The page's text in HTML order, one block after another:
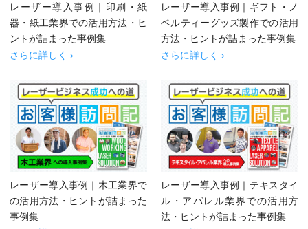
レーザー導入事例｜印刷・紙
器・紙工業界での活用方法・ヒ
ントが詰まった事例集
さらに詳しく ›
レーザー導入事例｜ギフト・ノ
ベルティーグッズ製作での活用
方法・ヒントが詰まった事例集
さらに詳しく ›
レーザー導入事例｜木工業界で
の活用方法・ヒントが詰まった
事例集
レーザー導入事例｜テキスタイ
ル・アパレル業界での活用方
法・ヒントが詰まった事例集